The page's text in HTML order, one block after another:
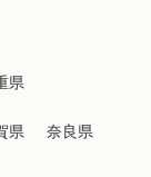
県
県
奈良県